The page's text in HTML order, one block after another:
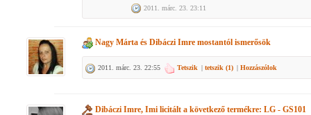
2011. márc. 23. 23:11
Nagy Márta és Dibáczi Imre mostantól ismerősök
2011. márc. 23. 22:55 Tetszik | tetszik (1) | Hozzászólok
Dibáczi Imre, Imi licitált a következő termékre: LG - GS101